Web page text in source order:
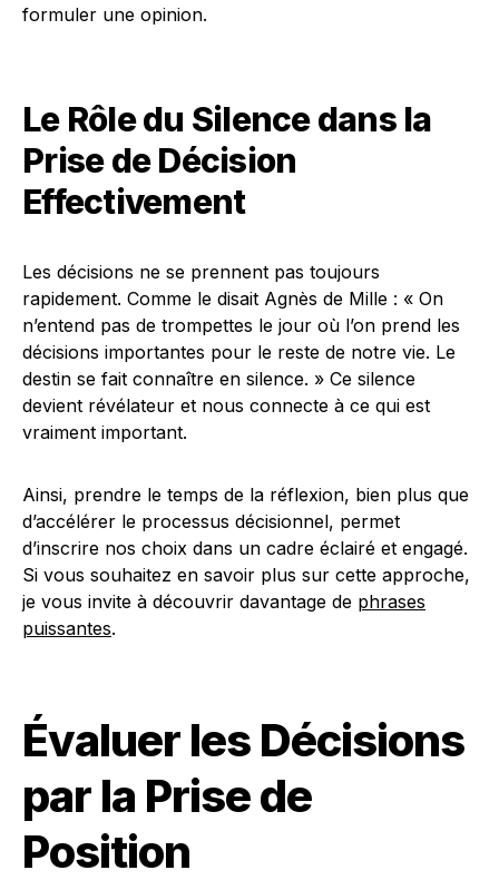
formuler une opinion.
Le Rôle du Silence dans la
Prise de Décision
Effectivement
Les décisions ne se prennent pas toujours
rapidement. Comme le disait Agnès de Mille : « On
n’entend pas de trompettes le jour où l’on prend les
décisions importantes pour le reste de notre vie. Le
destin se fait connaître en silence. » Ce silence
devient révélateur et nous connecte à ce qui est
vraiment important.
Ainsi, prendre le temps de la réflexion, bien plus que
d’accélérer le processus décisionnel, permet
d’inscrire nos choix dans un cadre éclairé et engagé.
Si vous souhaitez en savoir plus sur cette approche,
je vous invite à découvrir davantage de phrases
puissantes.
Évaluer les Décisions
par la Prise de
Position